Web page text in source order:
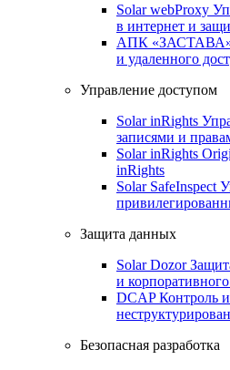
Solar webProxy
в интернет и
АПК
и удаленного
Управление доступом
Solar inRights
записями и
Solar inRights
inRights
Solar SafeInspect
Защита данных
Solar Dozor
и
DCAPКонтроль
Безопасная разработка